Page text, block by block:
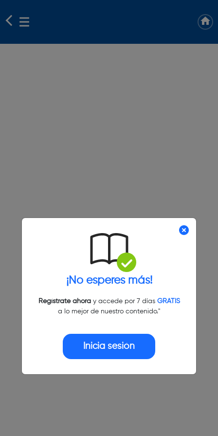
¡No esperes más!
Regístrate ahoray accede por 7 días GRATIS
a lo mejor de nuestro contenido."
Inicia sesión